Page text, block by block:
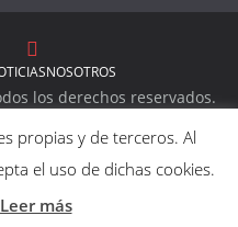
NOSOTROS
los derechos reservados.
propias y de terceros. Al
el uso de dichas cookies.
Leer más